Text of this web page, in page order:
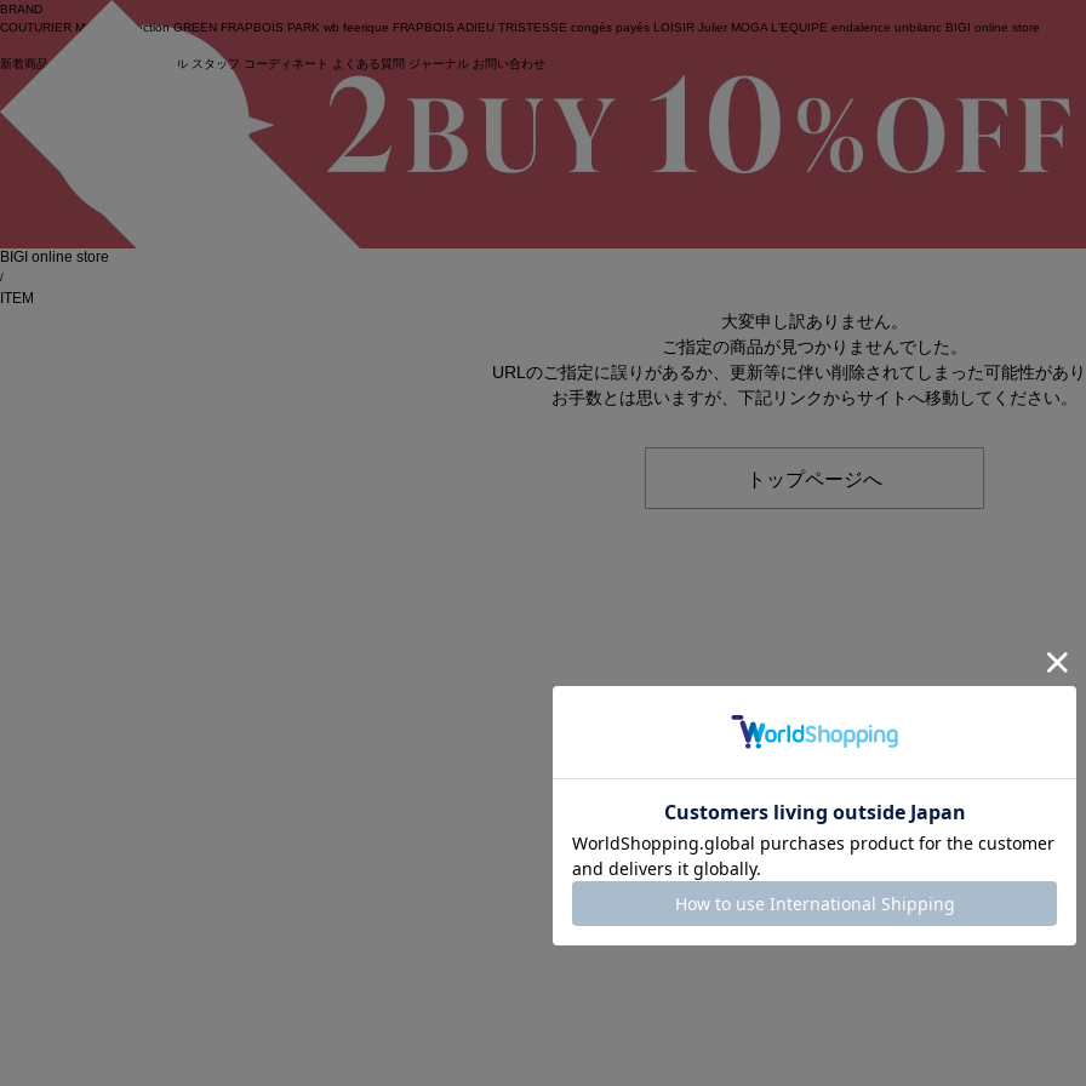
ログイン
BRAND
COUTURIER MOGA Collection GREEN FRAPBOIS PARK wb feerique FRAPBOIS ADIEU TRISTESSE congés payés LOISIR Julier MOGA L'EQUIPE endalence unbilanc BIGI online store
新着商品 (ライブ) セール スタッフ コーディネート よくある質問 ジャーナル お問い合わせ
BIGI online store
/
ITEM
大変申し訳ありません。
ご指定の商品が見つかりませんでした。
URLのご指定に誤りがあるか、更新等に伴い削除されてしまった可能性があ
お手数とは思いますが、下記リンクからサイトへ移動してください。
トップページへ